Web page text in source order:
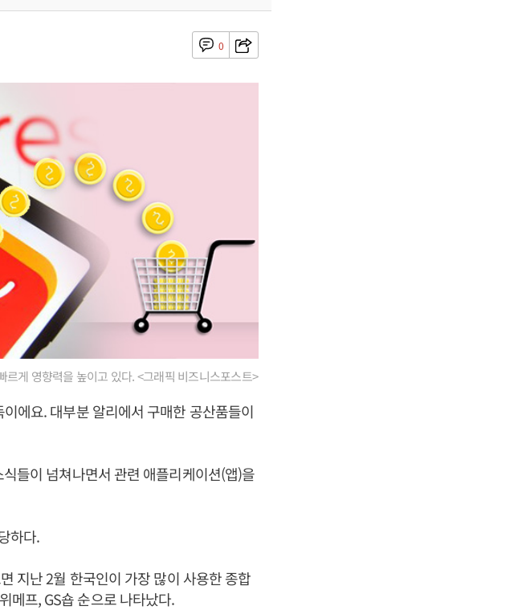
0
게 영향력을 높이고 있다. <그래픽 비즈니스포스트>
에요. 대부분 알리에서 구매한 공산품들이
들이 넘쳐나면서 관련 애플리케이션(앱)을
하다.
지난 2월 한국인이 가장 많이 사용한 종합
메프, GS숍 순으로 나타났다.